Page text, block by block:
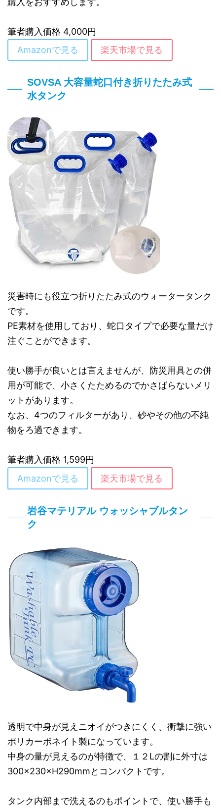
筆者購入価格 4,000円
Amazonで見る
楽天市場で見る
SOVSA 大容量蛇口付き折りたたみ式
水タンク
災害時にも役立つ折りたたみ式のウォータータンク
です。
PE素材を使用しており、蛇口タイプで必要な量だけ
注ぐことができます。
使い勝手が良いとは言えませんが、防災用具との併
用が可能で、小さくたためるのでかさばらないメリ
ットがあります。
なお、4つのフィルターがあり、砂やその他の不純
物をろ過できます。
筆者購入価格 1,599円
Amazonで見る
楽天市場で見る
岩谷マテリアル ウォッシャブルタン
ク
透明で中身が見えニオイがつきにくく、衝撃に強い
ポリカーボネイト製になっています。
中身の量が見えるのが特徴で、１２Lの割に外寸は
300×230×H290mmとコンパクトです。
タンク内部まで洗えるのもポイントで、使い勝手も